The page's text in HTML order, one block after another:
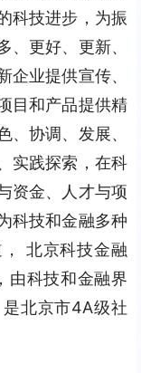
科技进步，为振
、更好、更新、
企业提供宣传、
目和产品提供精
、协调、发展、
实践探索，在科
资金、人才与项
科技和金融多种
北京科技金融
由科技和金融界
北京市4A级社